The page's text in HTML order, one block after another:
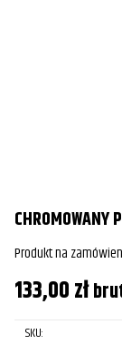
CHROMOWANY
Produkt na
133,00zł
SKU: